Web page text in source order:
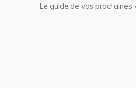
Le guide de vos prochaines